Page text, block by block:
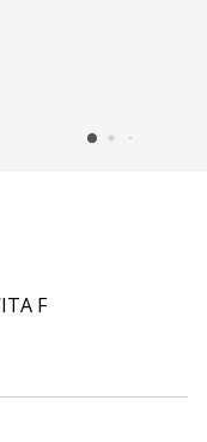
F